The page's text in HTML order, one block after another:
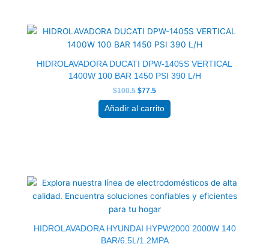
HIDROLAVADORA DUCATI DPW-1405S VERTICAL
1400W 100 BAR 1450 PSI 390 L/H
$100.5
original
era:
$100.5.
$77.5
actual
es:
$77.5.
Añadir al carrito
HIDROLAVADORA HYUNDAI HYPW2000 2000W 140
BAR/6.5L/1.2MPA
original
era:
$126.0.
actual
es:
$97.5.